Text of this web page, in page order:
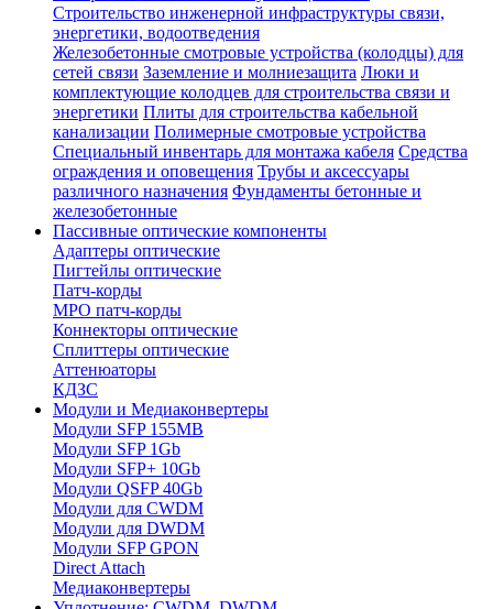
Строительство инженерной инфраструктуры связи,
энергетики, водоотведения
Железобетонные смотровые устройства (колодцы) для
сетей связи Заземление и молниезащита Люки и
комплектующие колодцев для строительства связи и
энергетики Плиты для строительства кабельной
канализации Полимерные смотровые устройства
Специальный инвентарь для монтажа кабеля Средства
ограждения и оповещения Трубы и аксессуары
различного назначения Фундаменты бетонные и
железобетонные
Пассивные оптические компоненты
Адаптеры оптические
Пигтейлы оптические
Патч-корды
MPO патч-корды
Коннекторы оптические
Сплиттеры оптические
Аттенюаторы
КДЗС
Модули и Медиаконвертеры
Модули SFP 155MB
Модули SFP 1Gb
Модули SFP+ 10Gb
Модули QSFP 40Gb
Модули для CWDM
Модули для DWDM
Модули SFP GPON
Direct Attach
Медиаконвертеры